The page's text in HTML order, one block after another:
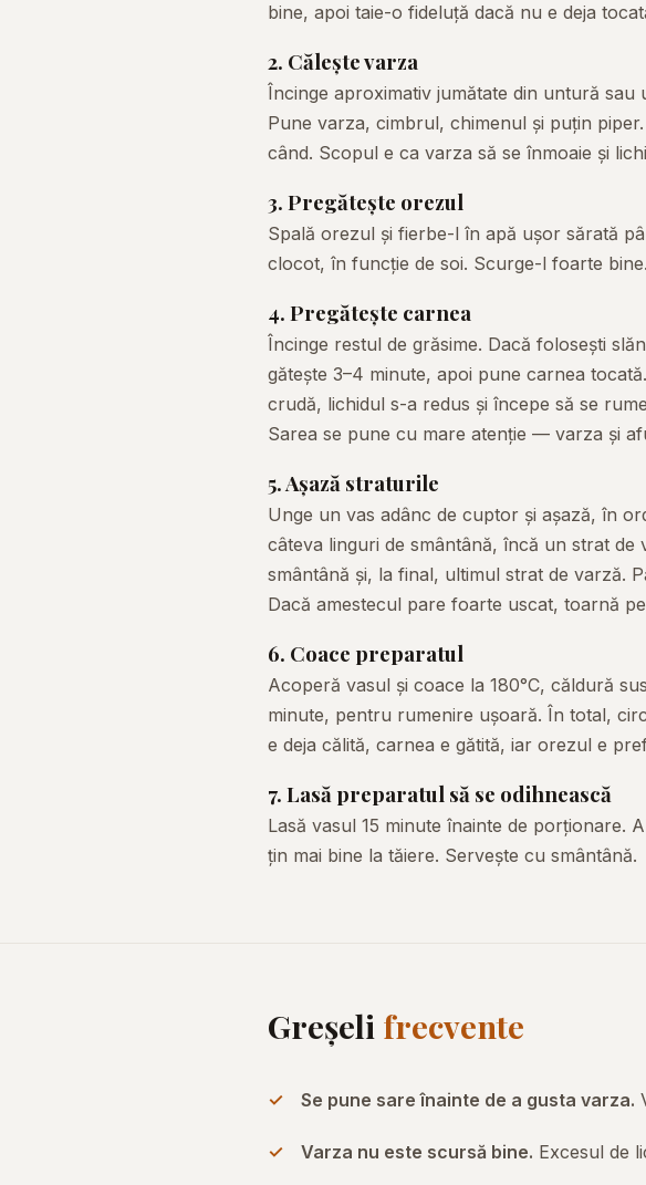
bine, apoi taie-o fideluță dacă nu e deja
2. Călește varza
Încinge aproximativ jumătate din untură sau
Pune varza, cimbrul, chimenul și puțin
când. Scopul e ca varza să se înmoaie și
3. Pregătește orezul
Spală orezul și fierbe-l în apă ușor sărată
clocot, în funcție de soi. Scurge-l foarte
4. Pregătește carnea
Încinge restul de grăsime. Dacă folosești
gătește 3–4 minute, apoi pune carnea
crudă, lichidul s-a redus și începe să se
Sarea se pune cu mare atenție — varza și
5. Așază straturile
Unge un vas adânc de cuptor și așază, în
câteva linguri de smântână, încă un strat
smântână și, la final, ultimul strat de varză.
Dacă amestecul pare foarte uscat, toarnă
6. Coace preparatul
Acoperă vasul și coace la 180°C, căldură
minute, pentru rumenire ușoară. În total,
e deja călită, carnea e gătită, iar orezul e
7. Lasă preparatul să se odihnească
Lasă vasul 15 minute înainte de porționare.
țin mai bine la tăiere. Servește cu smântână.
Greșeli frecvente
Se pune sare înainte de a gusta varza.
Varza nu este scursă bine. Excesul de